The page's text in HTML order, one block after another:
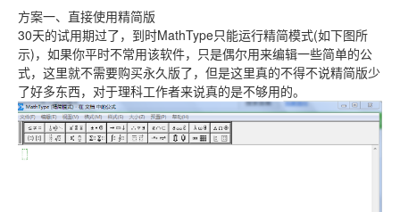
方案一、直接使用精简版
30天的试用期过了，到时MathType只能运行精简模式(如下图所
示)，如果你平时不常用该软件，只是偶尔用来编辑一些简单的公
式，这里就不需要购买永久版了，但是这里真的不得不说精简版少
了好多东西，对于理科工作者来说真的是不够用的。